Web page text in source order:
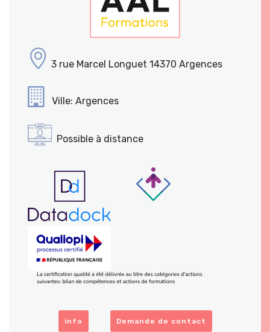
3 rue Marcel Longuet 14370 Argences
Ville: Argences
Possible à distance
info Demande de contact